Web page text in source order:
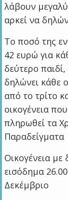
λάβουν
αρκεί να
Το ποσό της
42 ευρώ για
δεύτερο
δηλώνει κάθε
από το τρίτο
οικογένεια
πληρωθεί τα
Παραδείγματα
Οικογένεια με
εισόδημα
Δεκέμβριο